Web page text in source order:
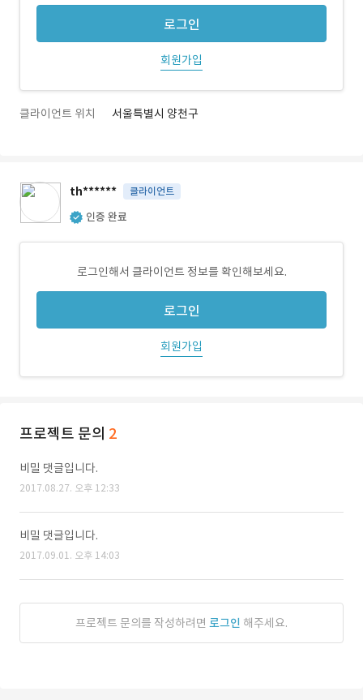
로그인
회원가입
클라이언트 위치 서울특별시 양천구
th****** 클라이언트
인증 완료
로그인해서 클라이언트 정보를 확인해보세요.
로그인
회원가입
프로젝트 문의 2
비밀 댓글입니다.
2017.08.27. 오후 12:33
비밀 댓글입니다.
2017.09.01. 오후 14:03
프로젝트 문의를 작성하려면 로그인 해주세요.